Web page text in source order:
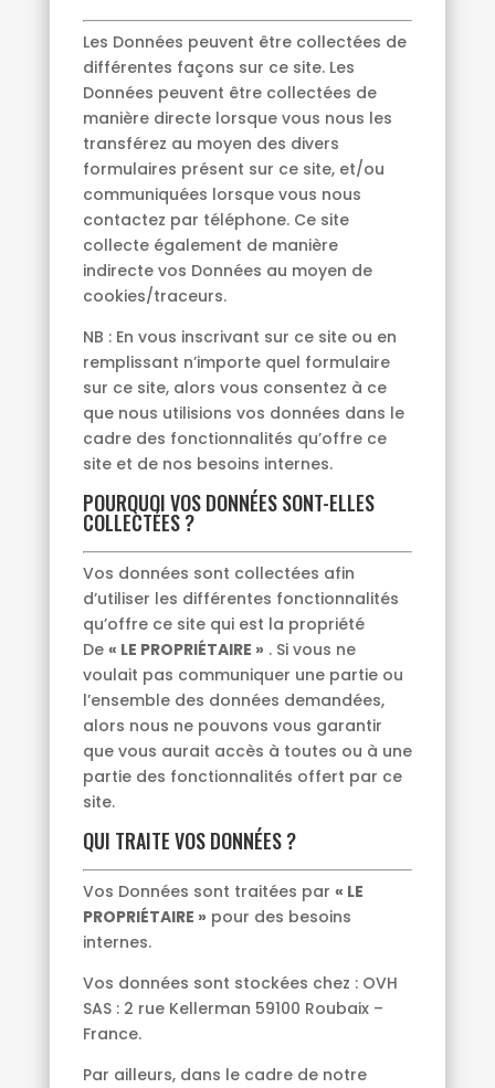
Les Données peuvent être collectées de
différentes façons sur ce site. Les
Données peuvent être collectées de
manière directe lorsque vous nous les
transférez au moyen des divers
formulaires présent sur ce site, et/ou
communiquées lorsque vous nous
contactez par téléphone. Ce site
collecte également de manière
indirecte vos Données au moyen de
cookies/traceurs.
NB : En vous inscrivant sur ce site ou en
remplissant n’importe quel formulaire
sur ce site, alors vous consentez à ce
que nous utilisions vos données dans le
cadre des fonctionnalités qu’offre ce
site et de nos besoins internes.
POURQUOI VOS DONNÉES SONT-ELLES
COLLECTÉES ?
Vos données sont collectées afin
d’utiliser les différentes fonctionnalités
qu’offre ce site qui est la propriété
De « LE PROPRIÉTAIRE » . Si vous ne
voulait pas communiquer une partie ou
l’ensemble des données demandées,
alors nous ne pouvons vous garantir
que vous aurait accès à toutes ou à une
partie des fonctionnalités offert par ce
site.
QUI TRAITE VOS DONNÉES ?
Vos Données sont traitées par « LE
PROPRIÉTAIRE » pour des besoins
internes.
Vos données sont stockées chez : OVH
SAS : 2 rue Kellerman 59100 Roubaix –
France.
Par ailleurs, dans le cadre de notre